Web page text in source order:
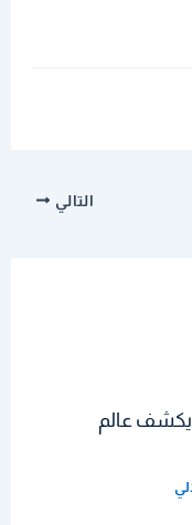
التالي
الفيلم الإيراني The Salesman يكشف عالم